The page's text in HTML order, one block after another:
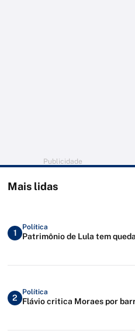
Publicidade
Mais lidas
1
Política
Patrimônio de Lula tem
2
Política
Flávio critica Moraes por